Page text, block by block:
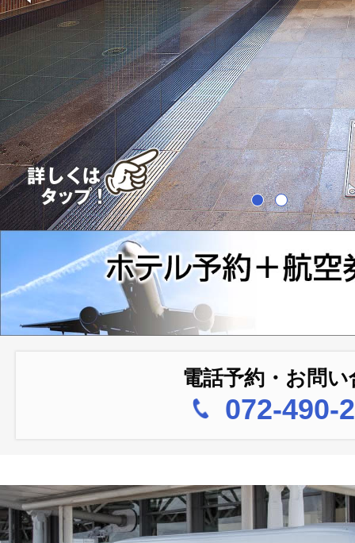
電話予約・お問
072-490-